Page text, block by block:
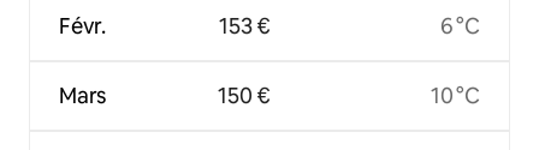
Févr.
Mars
153 €
150 €
6 °C
10 °C